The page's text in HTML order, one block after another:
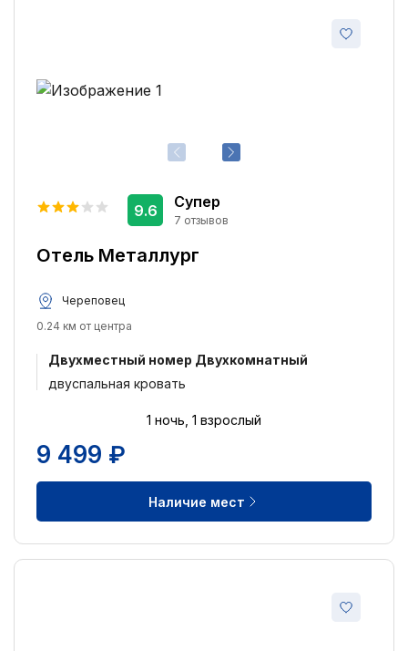
Отель Металлург
Супер
7 отзывов
9.6
Череповец
0.24 км от центра
Двухместный номер Двухкомнатный
двуспальная кровать
1 ночь, 1 взрослый
9 499 ₽
Наличие мест